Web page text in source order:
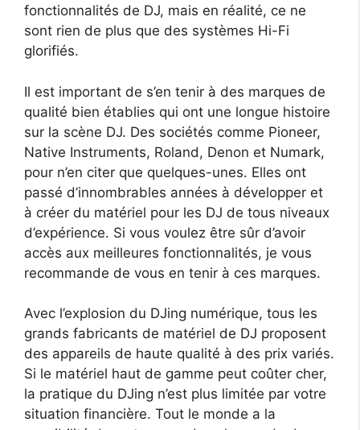
fonctionnalités de DJ, mais en réalité, ce ne
sont rien de plus que des systèmes Hi-Fi
glorifiés.
Il est important de s’en tenir à des marques de
qualité bien établies qui ont une longue histoire
sur la scène DJ. Des sociétés comme Pioneer,
Native Instruments, Roland, Denon et Numark,
pour n’en citer que quelques-unes. Elles ont
passé d’innombrables années à développer et
à créer du matériel pour les DJ de tous niveaux
d’expérience. Si vous voulez être sûr d’avoir
accès aux meilleures fonctionnalités, je vous
recommande de vous en tenir à ces marques.
Avec l’explosion du DJing numérique, tous les
grands fabricants de matériel de DJ proposent
des appareils de haute qualité à des prix variés.
Si le matériel haut de gamme peut coûter cher,
la pratique du DJing n’est plus limitée par votre
situation financière. Tout le monde a la